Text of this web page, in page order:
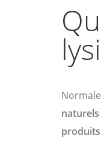
naturels